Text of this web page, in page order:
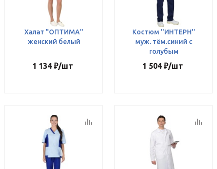
Халат "ОПТИМА"
женский белый
1 134 ₽/шт
Костюм "ИНТЕРН"
муж. тём.синий с
голубым
1 504 ₽/шт